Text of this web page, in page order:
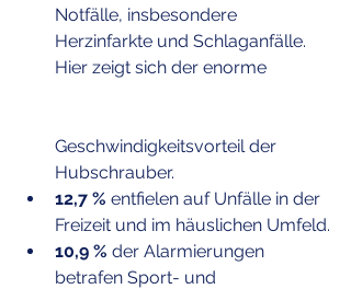
Notfälle, insbesondere
Herzinfarkte und Schlaganfälle.
Hier zeigt sich der enorme
Geschwindigkeitsvorteil der
Hubschrauber.
12,7 % entfielen auf Unfälle in der
Freizeit und im häuslichen Umfeld.
10,9 % der Alarmierungen
betrafen Sport- und